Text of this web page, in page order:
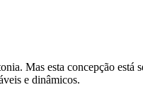
Mas esta concepção
e dinâmicos.